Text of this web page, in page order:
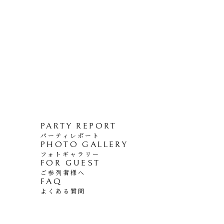
PARTY REPORT
パーティレポート
PHOTO GALLERY
フォトギャラリー
FOR GUEST
ご参列者様へ
FAQ
よくある質問